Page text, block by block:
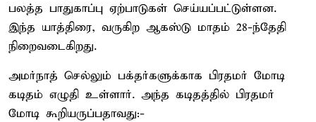
பலத்த பாதுகாப்பு ஏற்பாடுகள் செய்யப்பட்டுள்ளன.
இந்த யாத்திரை, வருகிற ஆகஸ்டு மாதம் 28-ந்தேதி
நிறைவடைகிறது.
அமர்நாத் செல்லும் பக்தர்களுக்காக பிரதமர் மோடி
கடிதம் எழுதி உள்ளார். அந்த கடிதத்தில் பிரதமர்
மோடி கூறியருப்பதாவது:-